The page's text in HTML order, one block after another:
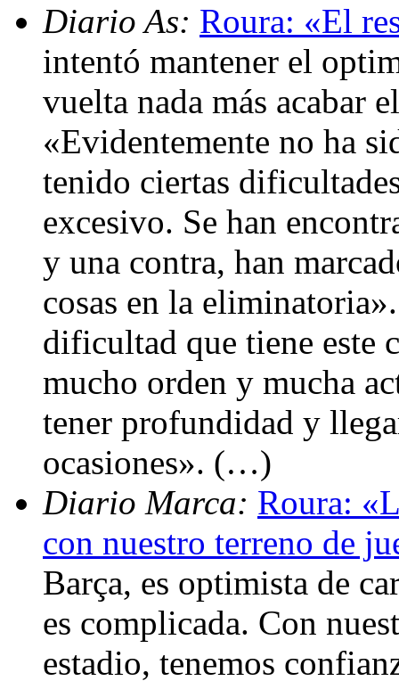
Diario As: Roura: «El
intentó mantener el
vuelta nada más acabar
«Evidentemente no ha
tenido ciertas
excesivo. Se han
y una contra, han
cosas en la
dificultad que tiene este
mucho orden y mucha
tener profundidad y
ocasiones». (…)
Diario Marca: Roura:
con nuestro terreno de
Barça, es optimista de
es complicada. Con
estadio, tenemos